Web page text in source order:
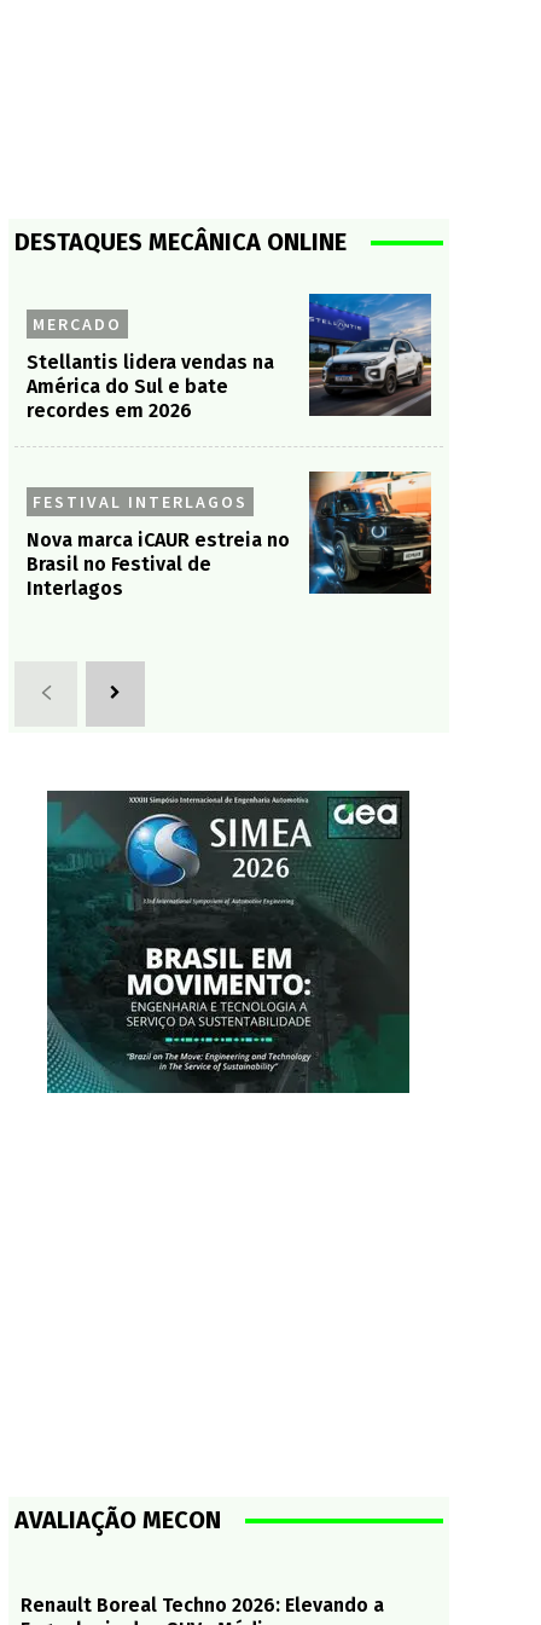
DESTAQUES MECÂNICA ONLINE
MERCADO
Stellantis lidera vendas na
América do Sul e bate
recordes em 2026
FESTIVAL INTERLAGOS
Nova marca iCAUR estreia no
Brasil no Festival de
Interlagos
AVALIAÇÃO MECON
Renault Boreal Techno 2026: Elevando a